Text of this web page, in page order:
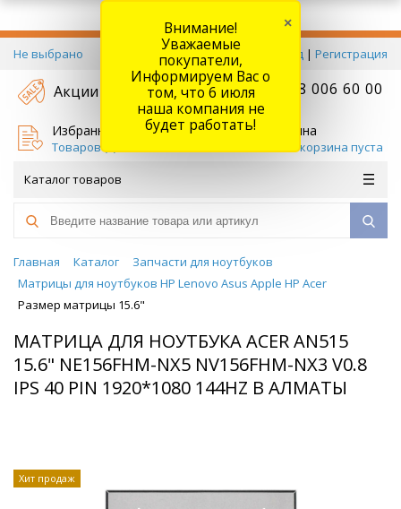
Не выбрано Вход | Регистрация
Акции +7 778 006 60 00
Избранное
Товаров (
Корзина
Ваша корзина пуста
Каталог товаров
Главная Каталог
Запчасти для ноутбуков
Матрицы для ноутбуков HP Lenovo Asus Apple HP Acer
Размер матрицы 15.6"
МАТРИЦА ДЛЯ НОУТБУКА ACER AN515
15.6" NE156FHM-NX5 NV156FHM-NX3 V0.8
IPS 40 PIN 1920*1080 144HZ В АЛМАТЫ
Хит продаж
Внимание!
Уважаемые
покупатели,
Информируем Вас о
том, что 6 июля
наша компания не
будет работать!
×